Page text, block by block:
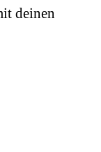
deinen